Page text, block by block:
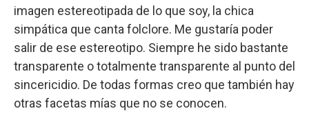
imagen estereotipada de lo que soy, la chica
simpática que canta folclore. Me gustaría poder
salir de ese estereotipo. Siempre he sido bastante
transparente o totalmente transparente al punto del
sincericidio. De todas formas creo que también hay
otras facetas mías que no se conocen.